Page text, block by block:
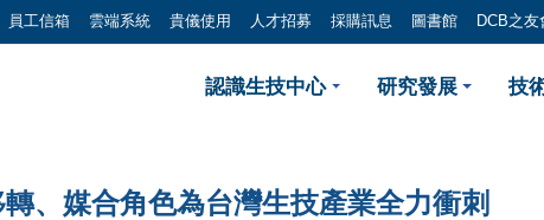
員工信箱 雲端系統 貴儀使用 人才招募 採購訊息 圖書館 DCB之友
2008生技中心將扮演技術
認識生技中心 研究發展 技
、媒合角色為台灣生技產業全力衝刺